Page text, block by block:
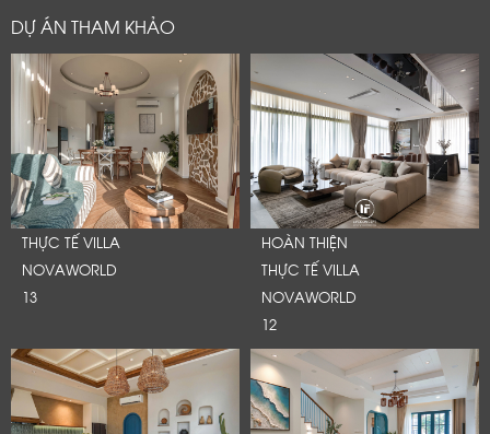
DỰ ÁN THAM KHẢO
THỰC TẾ VILLA
NOVAWORLD
13
HOÀN THIỆN
THỰC TẾ VILLA
NOVAWORLD
12